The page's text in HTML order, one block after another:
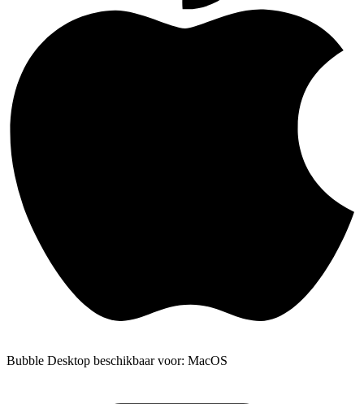
Bubble Desktop beschikbaar voor: MacOS